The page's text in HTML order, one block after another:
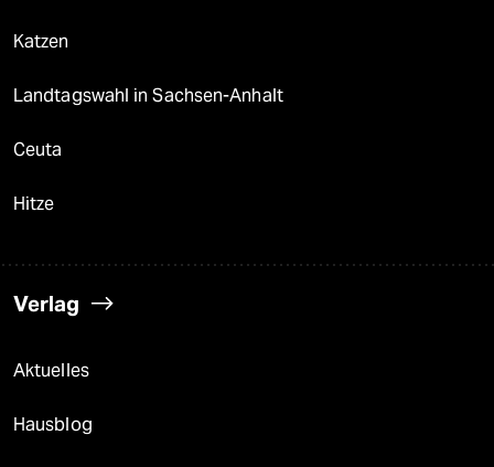
Katzen
Landtagswahl in Sachsen-Anhalt
Ceuta
Hitze
Verlag
Aktuelles
Hausblog